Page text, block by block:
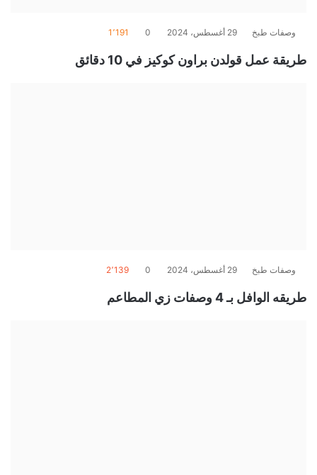
وصفات طبخ 29 أغسطس، 2024 0 1٬191
طريقة عمل قولدن براون كوكيز في 10 دقائق
وصفات طبخ 29 أغسطس، 2024 0 2٬139
طريقه الوافل بـ 4 وصفات زي المطاعم